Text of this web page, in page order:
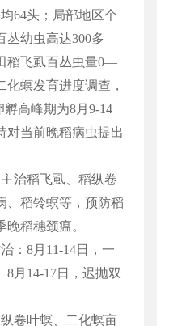
64头；局部地区个
丛幼虫高达300多
稻飞虱百丛虫量0—
化螟发育进度调查，
孵高峰期为8月 9-14
对当前晚稻病虫提出
主治稻飞虱、稻纵卷
、稻铃螟等，预防稻
稻穗颈瘟。
：8月 11-14日，一
8月 14-17日，迟抛双
纵卷叶螟、二化螟亩